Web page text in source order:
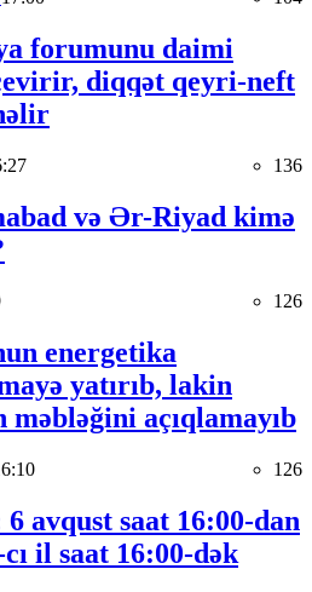
forumunu daimi
diqqət qeyri-neft
136
və Ər-Riyad kimə
126
energetika
yatırıb, lakin
məbləğini açıqlamayıb
126
avqust saat 16:00-dan
il saat 16:00-dək